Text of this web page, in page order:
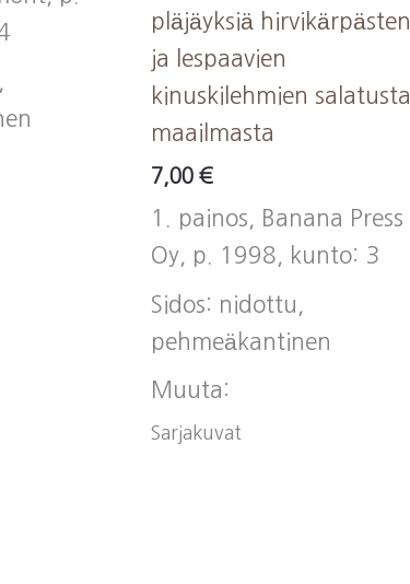
pläjäyksiä hirvikärpästen
ja lespaavien
kinuskilehmien salatusta
maailmasta
7,00 €
1. painos, Banana Press
Oy, p. 1998, kunto: 3
Sidos: nidottu,
pehmeäkantinen
Muuta:
Sarjakuvat